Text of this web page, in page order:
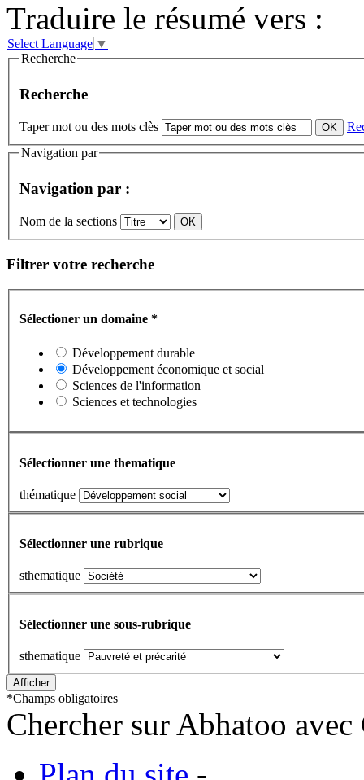
Traduire le résumé vers :
Select Language ▼
Recherche
Recherche
Taper mot ou des mots clès
Navigation par
Navigation par :
Nom de la sections
Filtrer votre recherche
Sélectioner un domaine *
Développement durable
Développement économique et social
Sciences de l'information
Sciences et technologies
Sélectionner une thematique
thématique
Sélectionner une rubrique
sthematique
Sélectionner une sous-rubrique
sthematique
*Champs obligatoires
Chercher sur Abhatoo